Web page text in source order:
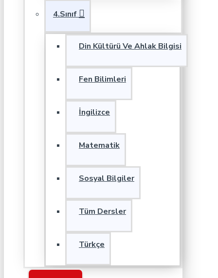
4.Sınıf
Din Kültürü Ve Ahlak Bilgisi
Fen Bilimleri
İngilizce
Matematik
Sosyal Bilgiler
Tüm Dersler
Türkçe